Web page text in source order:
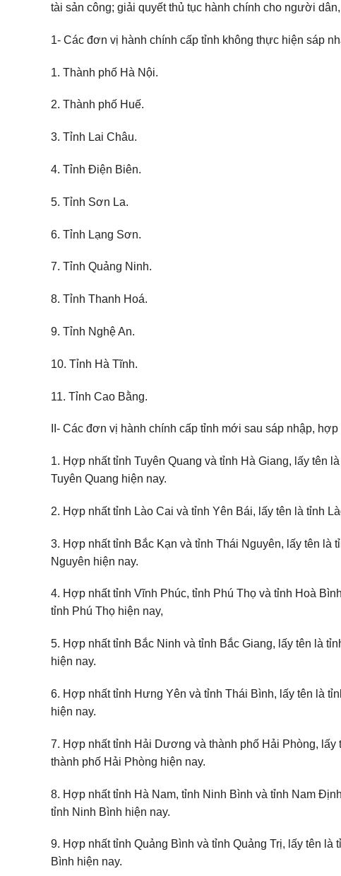
tài sản công; giải quyết thủ tục hành chính cho người
1- Các đơn vị hành chính cấp tỉnh không thực hiện sáp
1. Thành phố Hà Nội.
2. Thành phố Huế.
3. Tỉnh Lai Châu.
4. Tỉnh Điện Biên.
5. Tỉnh Sơn La.
6. Tỉnh Lạng Sơn.
7. Tỉnh Quảng Ninh.
8. Tỉnh Thanh Hoá.
9. Tỉnh Nghệ An.
10. Tỉnh Hà Tĩnh.
11. Tỉnh Cao Bằng.
II- Các đơn vị hành chính cấp tỉnh mới sau sáp nhập, hợp
1. Hợp nhất tỉnh Tuyên Quang và tỉnh Hà Giang, lấy tên
Tuyên Quang hiện nay.
2. Hợp nhất tỉnh Lào Cai và tỉnh Yên Bái, lấy tên là tỉnh
3. Hợp nhất tỉnh Bắc Kạn và tỉnh Thái Nguyên, lấy tên là
Nguyên hiện nay.
4. Hợp nhất tỉnh Vĩnh Phúc, tỉnh Phú Thọ và tỉnh Hoà
tỉnh Phú Thọ hiện nay,
5. Hợp nhất tỉnh Bắc Ninh và tỉnh Bắc Giang, lấy tên là
hiện nay.
6. Hợp nhất tỉnh Hưng Yên và tỉnh Thái Bình, lấy tên là
hiện nay.
7. Hợp nhất tỉnh Hải Dương và thành phố Hải Phòng, lấy
thành phố Hải Phòng hiện nay.
8. Hợp nhất tỉnh Hà Nam, tỉnh Ninh Bình và tỉnh Nam
tỉnh Ninh Bình hiện nay.
9. Hợp nhất tỉnh Quảng Bình và tỉnh Quảng Trị, lấy tên là
Bình hiện nay.